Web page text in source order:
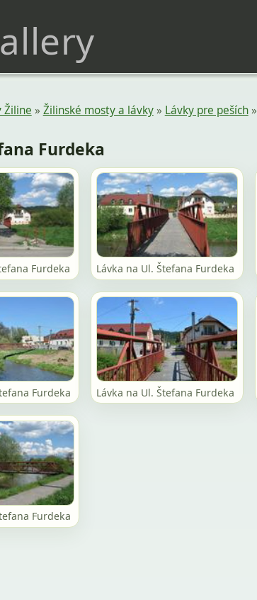
Žiline » Žilinské mosty a lávky» Lávky pre peších»
Furdeka
Furdeka Lávka na Ul. Štefana Furdeka
Furdeka Lávka na Ul. Štefana Furdeka
Furdeka